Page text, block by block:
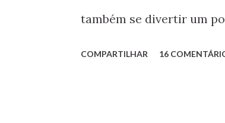
também se divertir um
COMPARTILHAR 16